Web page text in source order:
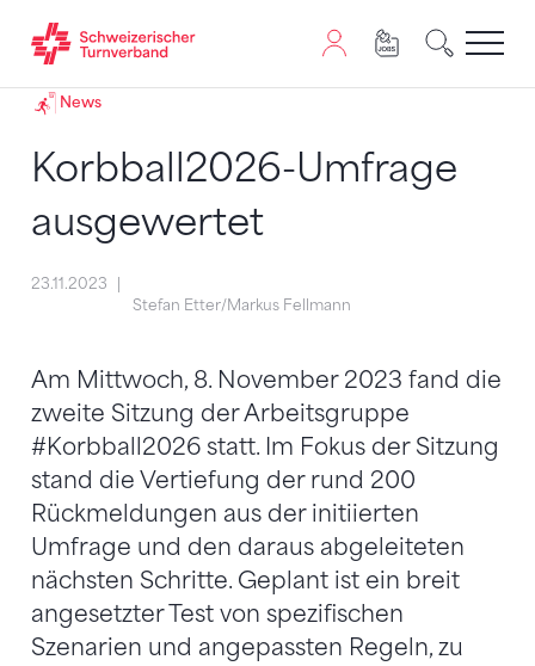
Zum Inhalt springen
Zur Sitemap navigieren
Zum Navigieren dieser Seite wird JavaScript benötigt.
News
Korbball2026-Umfrage
ausgewertet
23.11.2023
Stefan Etter/Markus Fellmann
Am Mittwoch, 8. November 2023 fand die
zweite Sitzung der Arbeitsgruppe
#Korbball2026 statt. Im Fokus der Sitzung
stand die Vertiefung der rund 200
Rückmeldungen aus der initiierten
Umfrage und den daraus abgeleiteten
nächsten Schritte. Geplant ist ein breit
angesetzter Test von spezifischen
Szenarien und angepassten Regeln, zu